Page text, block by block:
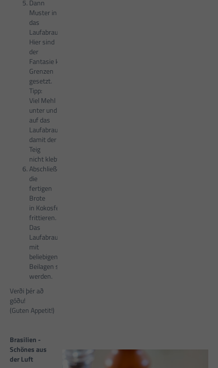
Dann
Muster in
das
Laufabrauð schneiden.
Hier sind
der
Fantasie keine
Grenzen
gesetzt.
Tipp:
Viel Mehl
unter und
auf das
Laufabrauð legen,
damit der
Teig
nicht klebt.
Abschließend
die
fertigen
Brote
in Kokosfett
frittieren.
Das
Laufabrauð kann
mit
beliebigen
Beilagen serviert
werden.
Verði þér að
góðu!
(Guten Appetit!)
Brasilien -
Schönes aus
der Luft